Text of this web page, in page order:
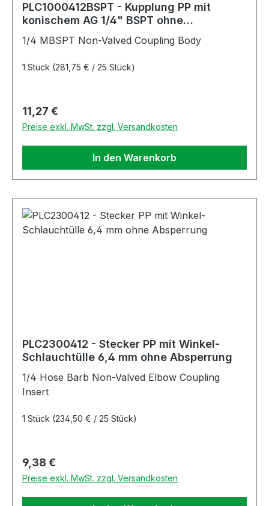
PLC1000412BSPT - Kupplung PP mit
konischem AG 1/4" BSPT ohne
1/4 MBSPT Non-Valved Coupling Body
1 Stück (281,75 € / 25 Stück)
Regulärer Preis:
11,27 €
Preise exkl. MwSt. zzgl. Versandkosten
In den Warenkorb
PLC2300412 - Stecker PP mit Winkel-
Schlauchtülle 6,4 mm ohne Absperrung
1/4 Hose Barb Non-Valved Elbow Coupling
Insert
1 Stück (234,50 € / 25 Stück)
Regulärer Preis:
9,38 €
Preise exkl. MwSt. zzgl. Versandkosten